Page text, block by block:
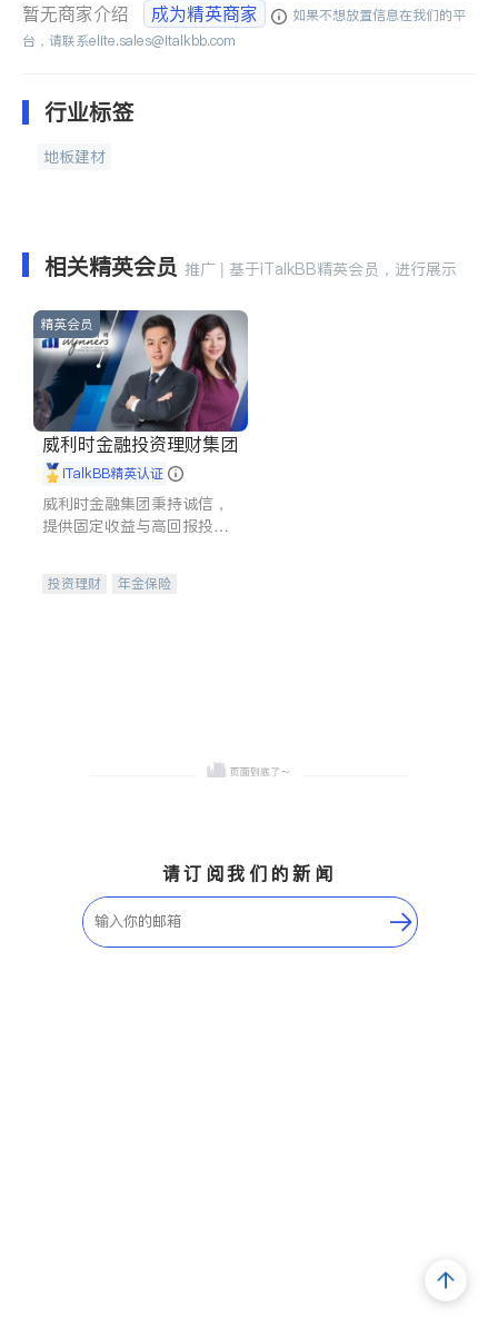
暂无商家介绍 成为精英商家
如果不想放置信息在我们的平
台，请联系elite.sales@italkbb.com
行业标签
地板建材
相关精英会员 推广 | 基于iTalkBB精英会员，进行展示
精英会员
威利时金融投资理财集团
iTalkBB精英认证
威利时金融集团秉持诚信，
提供固定收益与高回报投资
合，助力客户实现目标
投资理财
年金保险
请订阅我们的新闻